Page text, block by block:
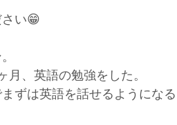
い😁
、英語の勉強をした。
ずは英語を話せるようにな